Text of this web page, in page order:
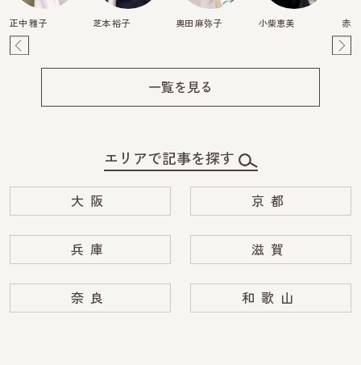
正中 雅子 芝本 裕子 奥田 麻弥子 小柴恵美 赤
一覧を見る
エリアで記事を探す
大阪 京都
兵庫 滋賀
奈良 和歌山